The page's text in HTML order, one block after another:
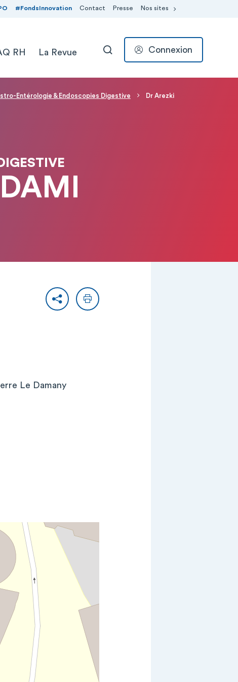
#FondsInnovation Contact Presse Nos sites
RH La Revue RECHERCHER
Connexion
Entérologie & Endoscopies Digestive
Dr Arezki
PartagerImprimer
Le Damany